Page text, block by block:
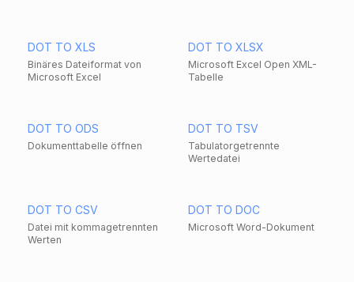
DOT TO XLS
Binäres Dateiformat von
Microsoft Excel
DOT TO XLSX
Microsoft Excel Open XML-
Tabelle
DOT TO ODS
Dokumenttabelle öffnen
DOT TO TSV
Tabulatorgetrennte
Wertedatei
DOT TO CSV
Datei mit kommagetrennten
Werten
DOT TO DOC
Microsoft Word-Dokument